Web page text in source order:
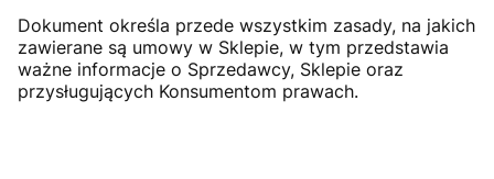
Dokument określa przede wszystkim zasady, na jakich
zawierane są umowy w Sklepie, w tym przedstawia
ważne informacje o Sprzedawcy, Sklepie oraz
przysługujących Konsumentom prawach.